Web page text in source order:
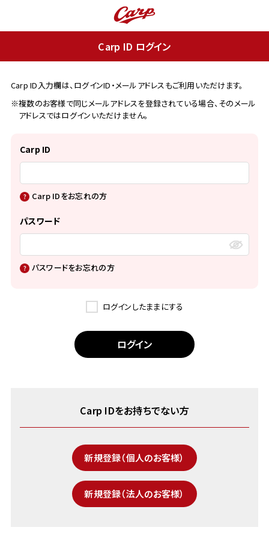
Carp ID ログイン
Carp ID入力欄は、ログインID・メールアドレスもご利用いただけます。
※複数のお客様で同じメールアドレスを登録されている場合、そのメール
アドレスではログインいただけません。
Carp ID
Carp IDをお忘れの方
パスワード
パスワードをお忘れの方
ログインしたままにする
Carp IDをお持ちでない方
新規登録（個人のお客様）
新規登録（法人のお客様）